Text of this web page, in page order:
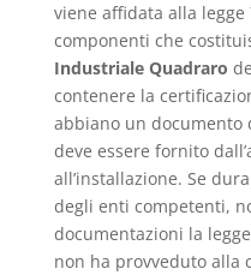
viene affidata alla legge
componenti che
Industriale Quadraro
contenere la
abbiano un documento
deve essere fornito
all’installazione. Se
degli enti competenti,
documentazioni la
non ha provveduto alla